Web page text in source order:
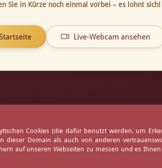
Sie in Kürze noch einmal vorbei – es lohnt sich!
Live-Webcam ansehen
Presse
Cookies (die dafür benutzt werden, um
dieser Domain als auch von anderen
auf unseren Webseiten zu messen und es